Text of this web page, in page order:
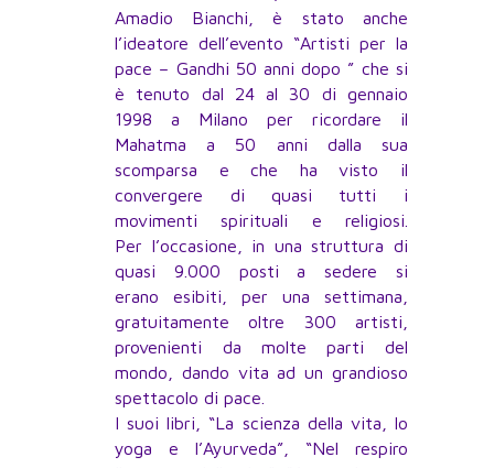
Amadio Bianchi, è stato anche
l’ideatore dell’evento “Artisti per la
pace – Gandhi 50 anni dopo ” che si
è tenuto dal 24 al 30 di gennaio
1998 a Milano per ricordare il
Mahatma a 50 anni dalla sua
scomparsa e che ha visto il
convergere di quasi tutti i
movimenti spirituali e religiosi.
Per l’occasione, in una struttura di
quasi 9.000 posti a sedere si
erano esibiti, per una settimana,
gratuitamente oltre 300 artisti,
provenienti da molte parti del
mondo, dando vita ad un grandioso
spettacolo di pace.
I suoi libri, “La scienza della vita, lo
yoga e l’Ayurveda”, “Nel respiro